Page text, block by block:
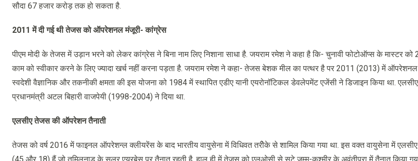
सौदा 67 हजार करोड़ तक हो सकता है.
2011 में दी गई थी तेजस को ऑपरेशनल मंजूरी- कांग्रेस
पीएम मोदी के तेजस में उड़ान भरने को लेकर कांग्रेस ने बिना नाम लिए निशाना साधा है. जयराम रमेश ने कहा है कि- चुनावी फोटोऑप्स के मास्टर
काम को स्वीकार करने के लिए ज्यादा खर्च नहीं करना पड़ता है. जयराम रमेश ने कहा- तेजस बेशक मील का पत्थर है पर 2011 (2013) में ऑपरेशनल
स्वदेशी वैज्ञानिक और तकनीकी क्षमता की इस योजना को 1984 में स्थापित एडीए यानी एयरोनॉटिकल डेवलेपमेंट एजेंसी ने डिजाइन किया था.
प्रधानमंत्री अटल बिहारी वाजपेयी (1998-2004) ने दिया था.
एलसीए तेजस की ऑपरेशन तैनाती
तेजस को वर्ष 2016 में फाइनल ऑपरेशन्ल क्लीयरेंस के बाद भारतीय वायुसेना में विधिवत तरीेके से शामिल किया गया था. इस वक्त वायुसेना में